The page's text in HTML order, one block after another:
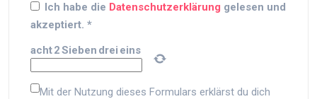
Ich habe die Datenschutzerklärung gelesen und
akzeptiert. *
acht2Sieben drei eins
Mit der Nutzung dieses Formulars erklärst du dich